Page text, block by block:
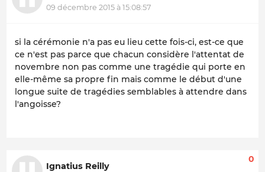
09 décembre 2015 à 15:08:57
si la cérémonie n'a pas eu lieu cette fois-ci, est-ce que
ce n'est pas parce que chacun considère l'attentat de
novembre non pas comme une tragédie qui porte en
elle-même sa propre fin mais comme le début d'une
longue suite de tragédies semblables à attendre dans
l'angoisse?
Ignatius Reilly
0